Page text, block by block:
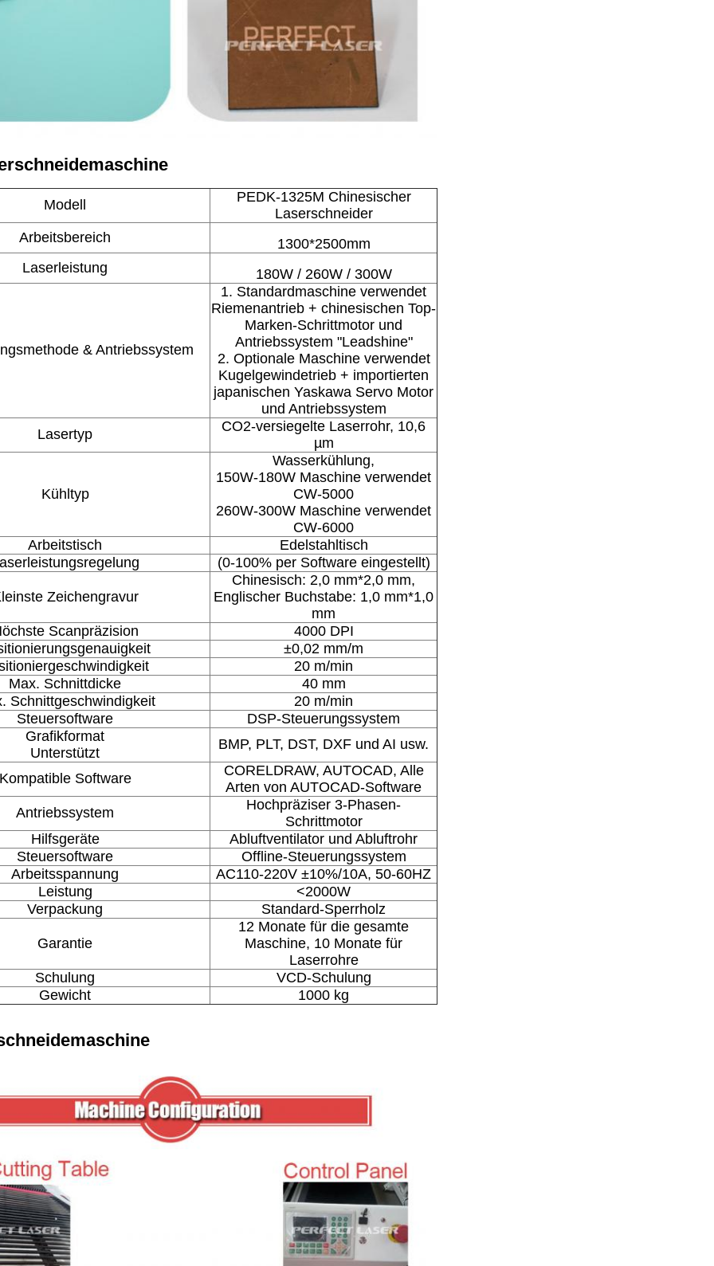
Modell
PEDK-1325M Chinesischer
Laserschneider
Arbeitsbereich
1300*2500mm
Laserleistung
180W / 260W / 300W
& Antriebssystem
1. Standardmaschine verwendet
Riemenantrieb + chinesischen Top-
Marken-Schrittmotor und
Antriebssystem "Leadshine"
2. Optionale Maschine verwendet
Kugelgewindetrieb + importierten
japanischen Yaskawa Servo Motor
und Antriebssystem
Lasertyp
CO2-versiegelte Laserrohr, 10,6
µm
Kühltyp
Wasserkühlung,
150W-180W Maschine verwendet
CW-5000
260W-300W Maschine verwendet
CW-6000
Arbeitstisch
Edelstahltisch
(0-100% per Software eingestellt)
Zeichengravur
Chinesisch: 2,0 mm*2,0 mm,
Englischer Buchstabe: 1,0 mm*1,0
mm
Scanpräzision
4000 DPI
±0,02 mm/m
20 m/min
Max. Schnittdicke
40 mm
Schnittgeschwindigkeit
20 m/min
Steuersoftware
DSP-Steuerungssystem
Grafikformat
Unterstützt
BMP, PLT, DST, DXF und AI usw.
Kompatible Software
CORELDRAW, AUTOCAD, Alle
Arten von AUTOCAD-Software
Antriebssystem
Hochpräziser 3-Phasen-
Schrittmotor
Hilfsgeräte
Abluftventilator und Abluftrohr
Steuersoftware
Offline-Steuerungssystem
Arbeitsspannung
AC110-220V ±10%/10A, 50-60HZ
Leistung
<2000W
Verpackung
Standard-Sperrholz
Garantie
12 Monate für die gesamte
Maschine, 10 Monate für
Laserrohre
Schulung
VCD-Schulung
Gewicht
1000 kg